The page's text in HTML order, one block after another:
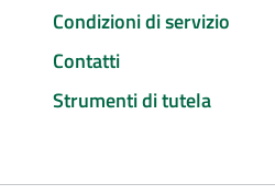
Condizioni di servizio
Contatti
Strumenti di tutela